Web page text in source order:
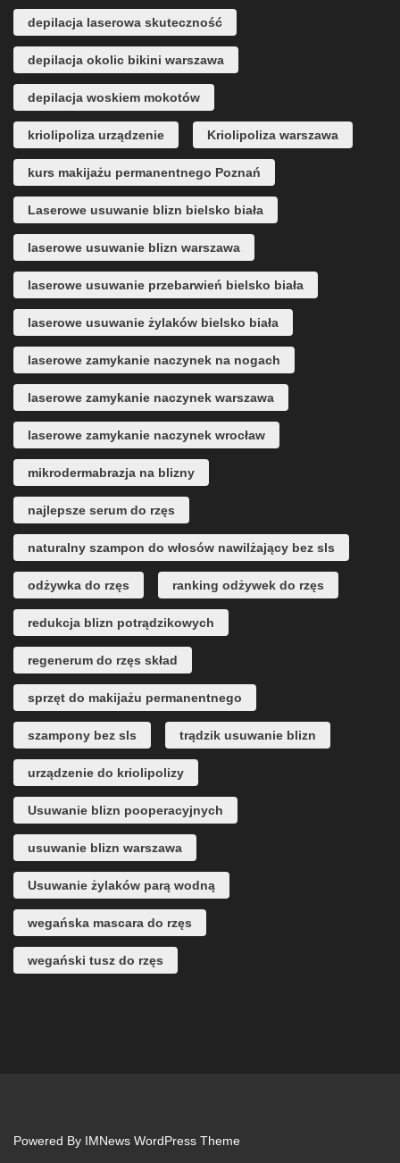
depilacja laserowa skuteczność
depilacja okolic bikini warszawa
depilacja woskiem mokotów
kriolipoliza urządzenie Kriolipoliza warszawa
kurs makijażu permanentnego Poznań
Laserowe usuwanie blizn bielsko biała
laserowe usuwanie blizn warszawa
laserowe usuwanie przebarwień bielsko biała
laserowe usuwanie żylaków bielsko biała
laserowe zamykanie naczynek na nogach
laserowe zamykanie naczynek warszawa
laserowe zamykanie naczynek wrocław
mikrodermabrazja na blizny
najlepsze serum do rzęs
naturalny szampon do włosów nawilżający bez sls
odżywka do rzęs ranking odżywek do rzęs
redukcja blizn potrądzikowych
regenerum do rzęs skład
sprzęt do makijażu permanentnego
szampony bez sls trądzik usuwanie blizn
urządzenie do kriolipolizy
Usuwanie blizn pooperacyjnych
usuwanie blizn warszawa
Usuwanie żylaków parą wodną
wegańska mascara do rzęs
wegański tusz do rzęs
Powered By IMNews WordPress Theme